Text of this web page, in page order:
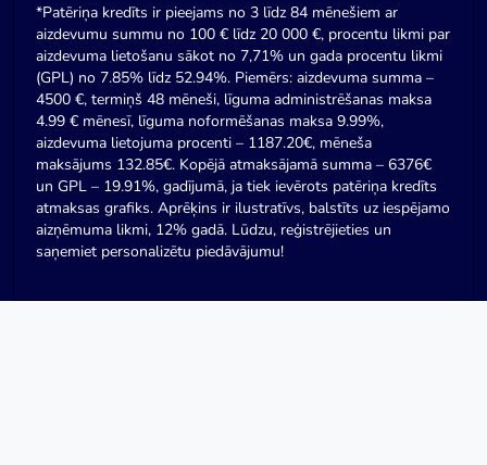
*Patēriņa kredīts ir pieejams no 3 līdz 84 mēnešiem ar
aizdevumu summu no 100 € līdz 20 000 €, procentu likmi par
aizdevuma lietošanu sākot no 7,71% un gada procentu likmi
(GPL) no 7.85% līdz 52.94%. Piemērs: aizdevuma summa –
4500 €, termiņš 48 mēneši, līguma administrēšanas maksa
4.99 € mēnesī, līguma noformēšanas maksa 9.99%,
aizdevuma lietojuma procenti – 1187.20€, mēneša
maksājums 132.85€. Kopējā atmaksājamā summa – 6376€
un GPL – 19.91%, gadījumā, ja tiek ievērots patēriņa kredīts
atmaksas grafiks. Aprēķins ir ilustratīvs, balstīts uz iespējamo
aizņēmuma likmi, 12% gadā. Lūdzu, reģistrējieties un
saņemiet personalizētu piedāvājumu!